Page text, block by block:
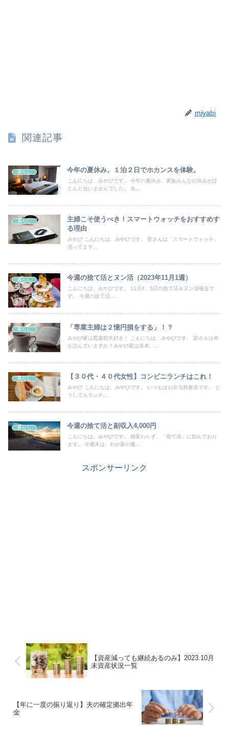
miyabi
関連記事
暮らし 今年の夏休み。１泊２日でホカンスを体験。
こんにちは、みやびです。 今年の夏休み、家族みんなの休みがほ
とんど合いませんでした。 夫...
暮らし
主婦こそ使うべき！スマートウォッチをおすすめす
る理由
みやび こんにちは、みやびです。 皆さんは「スマートウォッチ」
使ってます...
暮らし 今週の捨て活とヌン活（2023年11月1週）
こんにちは、みやびです。 11月4、5日の捨て活＆ヌン活報告で
す。 今週の捨て活 ...
暮らし 「専業主婦は２憶円損をする」！？
みやび家は図書館大好き！ こんにちは、みやびです。 皆さんは本
を読んでいますか？みやび家は基本、...
暮らし 【３０代・４０代女性】コンビニランチはこれ！
みやび こんにちは、みやびです。 いつもはお弁当持参派です。 ど
うしてもランチ...
暮らし 今週の捨て活と副収入4,000円
こんにちは、みやびです。 相変わらず、「捨て活」に励んでおり
ます。 今週末は、わが家の魔...
スポンサーリンク
【資産減っても継続あるのみ】2023.10月
末資産状況一覧
【年に一度の振り返り】夫の確定拠出年
金